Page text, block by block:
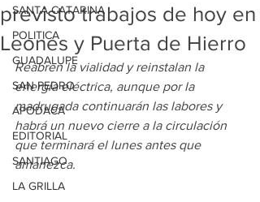
SANTA CATARINA
POLITICA
GUADALUPE
SAN PEDRO
APODACA
EDITORIAL
SANTIAGO
LA GRILLA
previsto trabajos de hoy en
Leones y Puerta de Hierro
Reabren la vialidad y reinstalan la
energía eléctrica, aunque por la
madrugada continuarán las labores y
habrá un nuevo cierre a la circulación
que terminará el lunes antes que
amanezca.